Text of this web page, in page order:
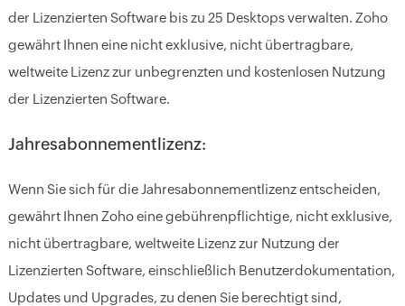
der Lizenzierten Software bis zu 25 Desktops verwalten. Zoho
gewährt Ihnen eine nicht exklusive, nicht übertragbare,
weltweite Lizenz zur unbegrenzten und kostenlosen Nutzung
der Lizenzierten Software.
Jahresabonnementlizenz:
Wenn Sie sich für die Jahresabonnementlizenz entscheiden,
gewährt Ihnen Zoho eine gebührenpflichtige, nicht exklusive,
nicht übertragbare, weltweite Lizenz zur Nutzung der
Lizenzierten Software, einschließlich Benutzerdokumentation,
Updates und Upgrades, zu denen Sie berechtigt sind,